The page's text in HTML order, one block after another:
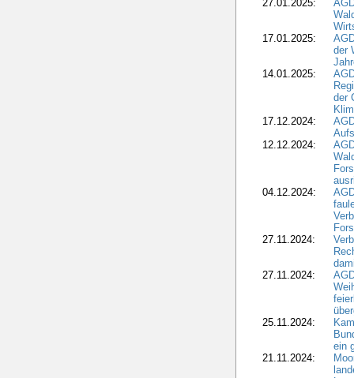
27.01.2025:
17.01.2025:
der
14.01.2025:
der
17.12.2024:
12.12.2024:
04.12.2024:
27.11.2024:
27.11.2024:
25.11.2024:
ein
21.11.2024: